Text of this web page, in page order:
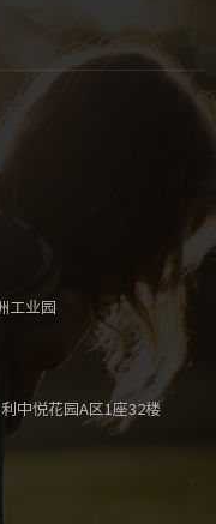
工业园
中悦花园A区1座32楼